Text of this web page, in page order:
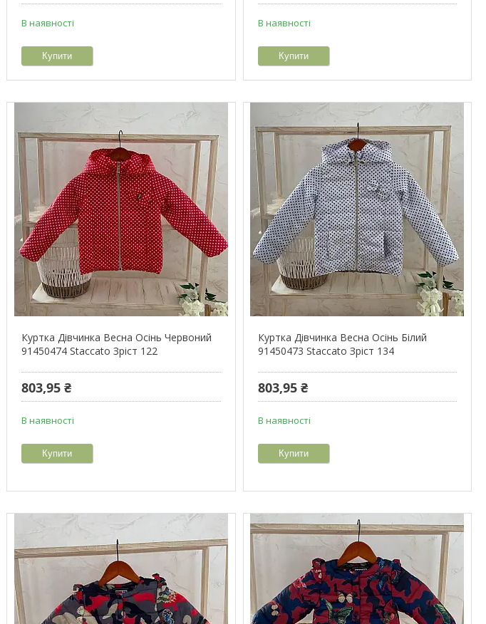
В наявності
Купити
В наявності
Купити
Куртка Дівчинка Весна Осінь Червоний
91450474 Staccato Зріст 122
803,95 ₴
В наявності
Купити
Куртка Дівчинка Весна Осінь Білий
91450473 Staccato Зріст 134
803,95 ₴
В наявності
Купити